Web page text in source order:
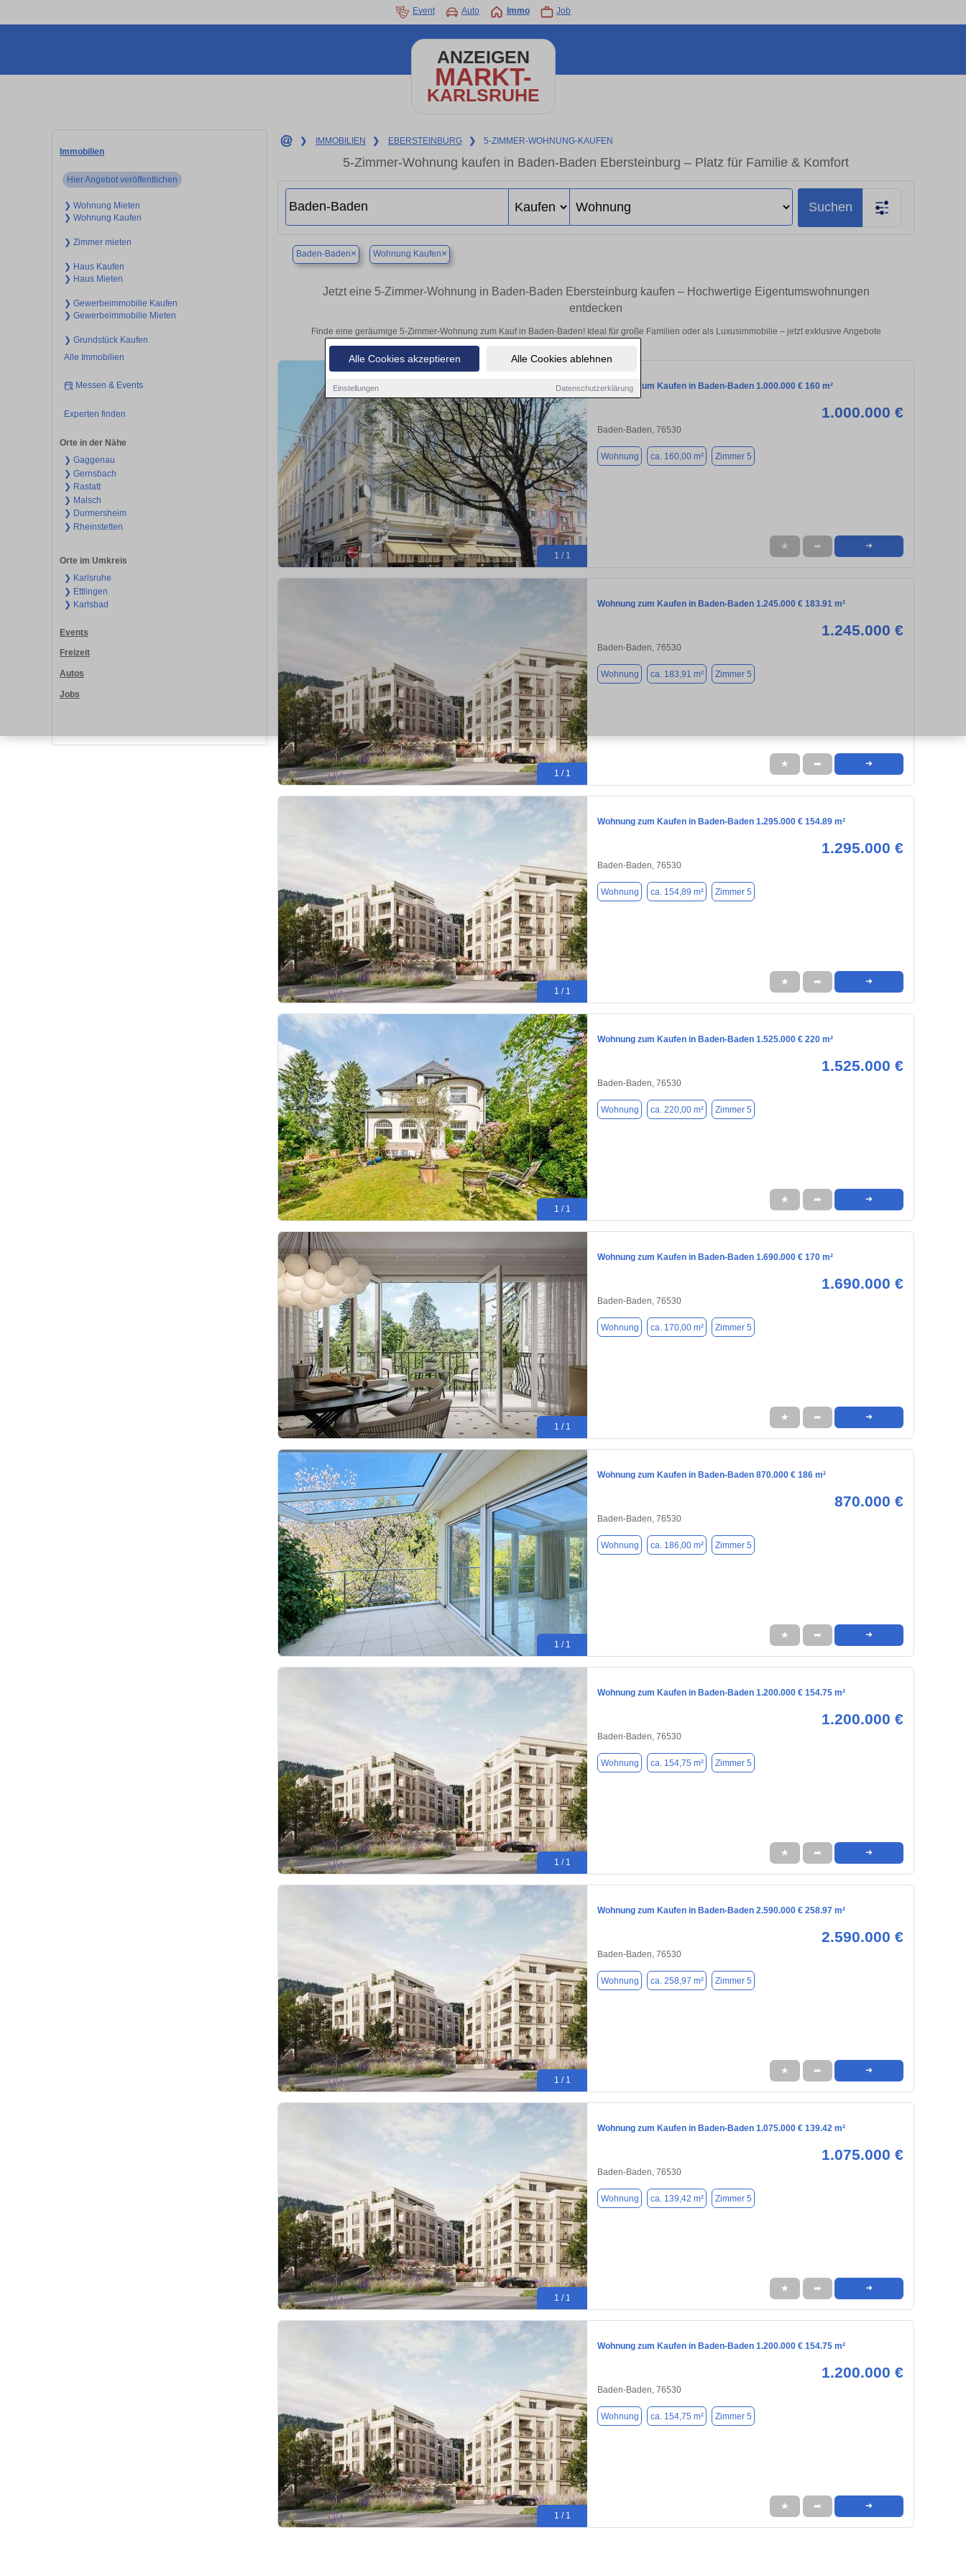
Alle Cookies akzeptieren Alle Cookies ablehnen
Einstellungen Datenschutzerklärung
Event Auto Immo Job
ANZEIGEN
MARKT-
KARLSRUHE
Immobilien
Hier Angebot veröffentlichen
❯ Wohnung Mieten
❯ Wohnung Kaufen
❯ Zimmer mieten
❯ Haus Kaufen
❯ Haus Mieten
❯ Gewerbeimmobilie Kaufen
❯ Gewerbeimmobilie Mieten
❯ Grundstück Kaufen
Alle Immobilien
Messen & Events
Experten finden
Orte in der Nähe
❯ Gaggenau
❯ Gernsbach
❯ Rastatt
❯ Malsch
❯ Durmersheim
❯ Rheinstetten
Orte im Umkreis
❯ Karlsruhe
❯ Ettlingen
❯ Karlsbad
Events
Freizeit
Autos
Jobs
❯ IMMOBILIEN ❯ EBERSTEINBURG ❯ 5-ZIMMER-WOHNUNG-KAUFEN
5-Zimmer-Wohnung kaufen in Baden-Baden Ebersteinburg – Platz für Familie & Komfort
Suchen
Baden-Baden× Wohnung Kaufen×
Jetzt eine 5-Zimmer-Wohnung in Baden-Baden Ebersteinburg kaufen – Hochwertige Eigentumswohnungen
entdecken
Finde eine geräumige 5-Zimmer-Wohnung zum Kauf in Baden-Baden! Ideal für große Familien oder als Luxusimmobilie – jetzt exklusive Angebote
1 / 1
Wohnung zum Kaufen in Baden-Baden 1.000.000 € 160 m²
1.000.000 €
Baden-Baden, 76530
Wohnung ca. 160,00 m² Zimmer 5
★ ➦ ➜
1 / 1
Wohnung zum Kaufen in Baden-Baden 1.245.000 € 183.91 m²
1.245.000 €
Baden-Baden, 76530
Wohnung ca. 183,91 m² Zimmer 5
★ ➦ ➜
1 / 1
Wohnung zum Kaufen in Baden-Baden 1.295.000 € 154.89 m²
1.295.000 €
Baden-Baden, 76530
Wohnung ca. 154,89 m² Zimmer 5
★ ➦ ➜
1 / 1
Wohnung zum Kaufen in Baden-Baden 1.525.000 € 220 m²
1.525.000 €
Baden-Baden, 76530
Wohnung ca. 220,00 m² Zimmer 5
★ ➦ ➜
1 / 1
Wohnung zum Kaufen in Baden-Baden 1.690.000 € 170 m²
1.690.000 €
Baden-Baden, 76530
Wohnung ca. 170,00 m² Zimmer 5
★ ➦ ➜
1 / 1
Wohnung zum Kaufen in Baden-Baden 870.000 € 186 m²
870.000 €
Baden-Baden, 76530
Wohnung ca. 186,00 m² Zimmer 5
★ ➦ ➜
1 / 1
Wohnung zum Kaufen in Baden-Baden 1.200.000 € 154.75 m²
1.200.000 €
Baden-Baden, 76530
Wohnung ca. 154,75 m² Zimmer 5
★ ➦ ➜
1 / 1
Wohnung zum Kaufen in Baden-Baden 2.590.000 € 258.97 m²
2.590.000 €
Baden-Baden, 76530
Wohnung ca. 258,97 m² Zimmer 5
★ ➦ ➜
1 / 1
Wohnung zum Kaufen in Baden-Baden 1.075.000 € 139.42 m²
1.075.000 €
Baden-Baden, 76530
Wohnung ca. 139,42 m² Zimmer 5
★ ➦ ➜
1 / 1
Wohnung zum Kaufen in Baden-Baden 1.200.000 € 154.75 m²
1.200.000 €
Baden-Baden, 76530
Wohnung ca. 154,75 m² Zimmer 5
★ ➦ ➜